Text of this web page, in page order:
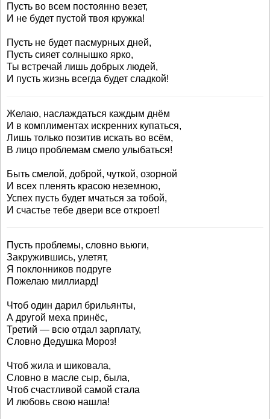
Пусть во всем постоянно везет,
И не будет пустой твоя кружка!
Пусть не будет пасмурных дней,
Пусть сияет солнышко ярко,
Ты встречай лишь добрых людей,
И пусть жизнь всегда будет сладкой!
Желаю, наслаждаться каждым днём
И в комплиментах искренних купаться,
Лишь только позитив искать во всём,
В лицо проблемам смело улыбаться!
Быть смелой, доброй, чуткой, озорной
И всех пленять красою неземною,
Успех пусть будет мчаться за тобой,
И счастье тебе двери все откроет!
Пусть проблемы, словно вьюги,
Закружившись, улетят,
Я поклонников подруге
Пожелаю миллиард!
Чтоб один дарил брильянты,
А другой меха принёс,
Третий — всю отдал зарплату,
Словно Дедушка Мороз!
Чтоб жила и шиковала,
Словно в масле сыр, была,
Чтоб счастливой самой стала
И любовь свою нашла!